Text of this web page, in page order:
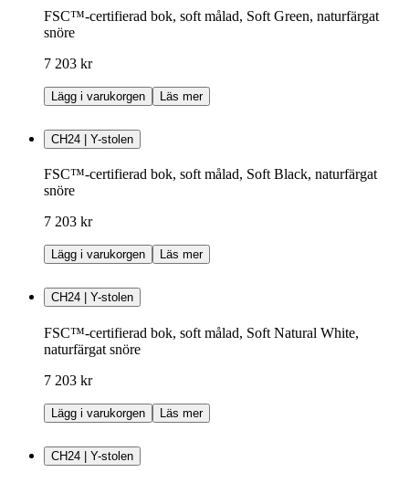
FSC™-certifierad bok, soft målad, Soft Green, naturfärgat
snöre
7 203 kr
Lägg i varukorgen Läs mer
CH24 | Y-stolen
FSC™-certifierad bok, soft målad, Soft Black, naturfärgat
snöre
7 203 kr
Lägg i varukorgen Läs mer
CH24 | Y-stolen
FSC™-certifierad bok, soft målad, Soft Natural White,
naturfärgat snöre
7 203 kr
Lägg i varukorgen Läs mer
CH24 | Y-stolen